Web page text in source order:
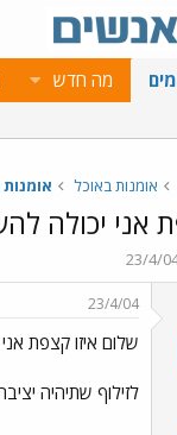
מה חדש
אומנות באוכל
אני יכולה
23/4/
23/4/04
שלום איזו קצפת
לזילוף שתיהיה